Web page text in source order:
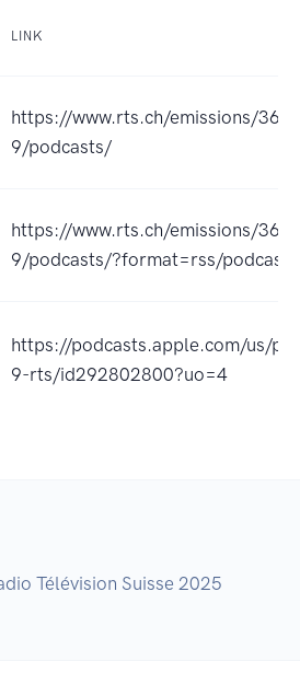
LINK
https://www.rts.ch/emissions/36-
9/podcasts/
https://www.rts.ch/emissions/36-
9/podcasts/?format=rss/podcast
https://podcasts.apple.com/us/
9-rts/id292802800?uo=4
Télévision Suisse 2025